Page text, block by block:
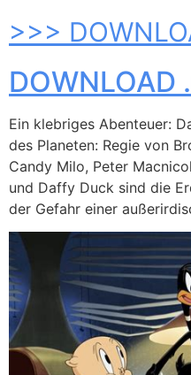
>>>
DOWNLOAD
Ein klebriges Abenteuer:
des Planeten: Regie von
Candy Milo, Peter
und Daffy Duck sind die
der Gefahr einer